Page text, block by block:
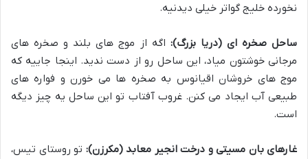
نخورده خلیج گواتر خیلی دیدنیه.
ساحل صخره ای (دریا بزرگ): اگه از موج های بلند و صخره های
مرجانی خوشتون میاد، این ساحل رو از دست ندید. اینجا جاییه که
موج های خروشان اقیانوس به صخره ها می خورن و فواره های
طبیعی آب ایجاد می کنن. غروب آفتاب تو این ساحل یه چیز دیگه
است.
غارهای بان مسیتی و درخت انجیر معابد (مکرزن): تو روستای تیس،